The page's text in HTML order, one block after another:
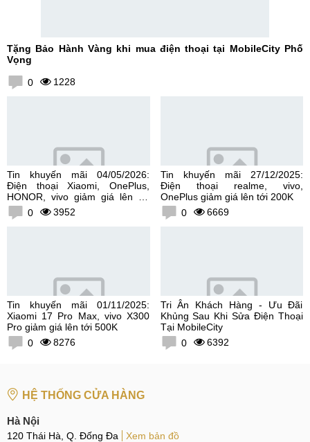
Tặng Bảo Hành Vàng khi mua điện thoại tại MobileCity Phố
Vọng
0 1228
Tin khuyến mãi 04/05/2026:
Điện thoại Xiaomi, OnePlus,
HONOR, vivo giảm giá lên tới
300K0 3952
Tin khuyến mãi 27/12/2025:
Điện thoại realme, vivo,
OnePlus giảm giá lên tới 200K
0
6669
Tin khuyến mãi 01/11/2025:
Xiaomi 17 Pro Max, vivo X300
Pro giảm giá lên tới 500K
0
8276
Tri Ân Khách Hàng - Ưu Đãi
Khủng Sau Khi Sửa Điện Thoại
Tại MobileCity
0
6392
HỆ THỐNG CỬA HÀNG
Hà Nội
120 Thái Hà, Q. Đống Đa
Xem bản đồ